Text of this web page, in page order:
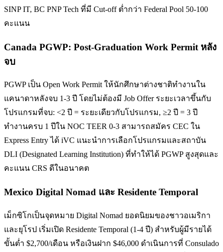
SINP IT, BC PNP Tech ที่มี Cut-off ต่ำกว่า Federal Pool 50-100
คะแนน
Canada PGWP: Post-Graduation Work Permit หลัง
จบ
PGWP เป็น Open Work Permit ให้นักศึกษาต่างชาติทำงานใน
แคนาดาหลังจบ 1-3 ปี โดยไม่ต้องมี Job Offer ระยะเวลาขึ้นกับ
โปรแกรมที่จบ: <2 ปี = ระยะเดียวกับโปรแกรม, ≥2 ปี = 3 ปี
ทำงานครบ 1 ปีใน NOC TEER 0-3 สามารถสมัคร CEC ใน
Express Entry ได้ iVC แนะนำการเลือกโปรแกรมและสถาบัน
DLI (Designated Learning Institution) ที่ทำให้ได้ PGWP สูงสุดและ
คะแนน CRS ดีในอนาคต
Mexico Digital Nomad และ Residente Temporal
เม็กซิโกเป็นจุดหมาย Digital Nomad ยอดนิยมของชาวอเมริกา
และยุโรป เริ่มเปิด Residente Temporal (1-4 ปี) สำหรับผู้มีรายได้
ขั้นต่ำ $2,700/เดือน หรือเงินฝาก $46,000 ดำเนินการที่ Consulado